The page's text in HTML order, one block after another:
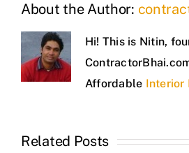
About the Author:
Hi! This is Nitin,
Affordable Interior
Related Posts